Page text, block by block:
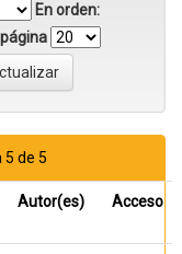
En orden:
5 de 5
Autor(es) Acceso